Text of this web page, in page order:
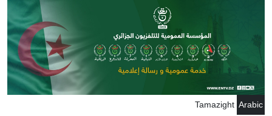
تجاوز إلى المحتوى الرئيسي
Arabic
Tamazight